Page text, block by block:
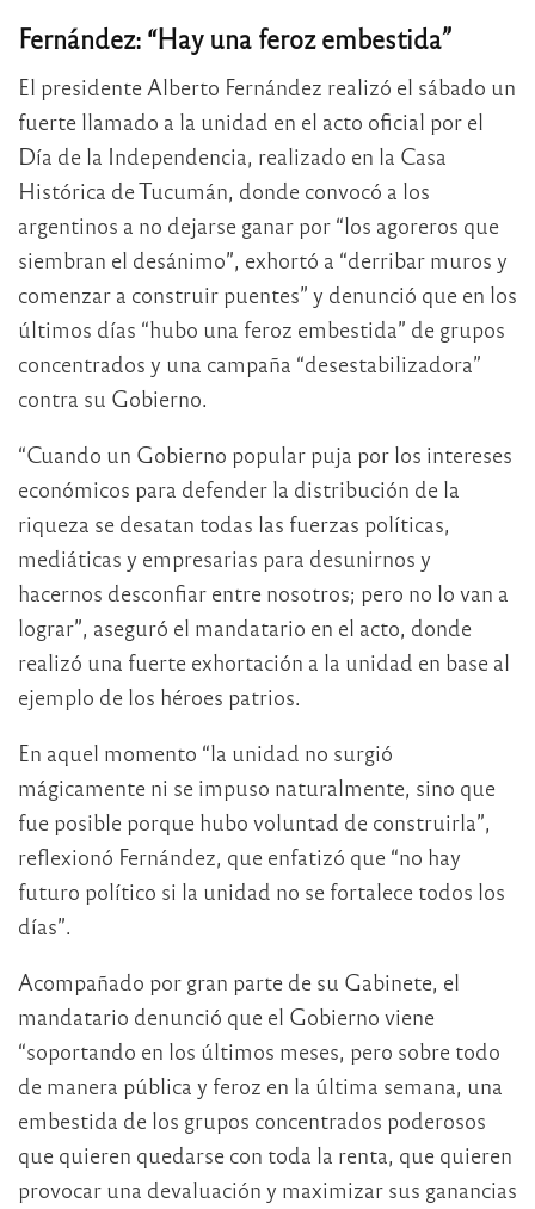
Fernández: “Hay una feroz embestida”
El presidente Alberto Fernández realizó el sábado un
fuerte llamado a la unidad en el acto oficial por el
Día de la Independencia, realizado en la Casa
Histórica de Tucumán, donde convocó a los
argentinos a no dejarse ganar por “los agoreros que
siembran el desánimo”, exhortó a “derribar muros y
comenzar a construir puentes” y denunció que en los
últimos días “hubo una feroz embestida” de grupos
concentrados y una campaña “desestabilizadora”
contra su Gobierno.
“Cuando un Gobierno popular puja por los intereses
económicos para defender la distribución de la
riqueza se desatan todas las fuerzas políticas,
mediáticas y empresarias para desunirnos y
hacernos desconfiar entre nosotros; pero no lo van a
lograr”, aseguró el mandatario en el acto, donde
realizó una fuerte exhortación a la unidad en base al
ejemplo de los héroes patrios.
En aquel momento “la unidad no surgió
mágicamente ni se impuso naturalmente, sino que
fue posible porque hubo voluntad de construirla”,
reflexionó Fernández, que enfatizó que “no hay
futuro político si la unidad no se fortalece todos los
días”.
Acompañado por gran parte de su Gabinete, el
mandatario denunció que el Gobierno viene
“soportando en los últimos meses, pero sobre todo
de manera pública y feroz en la última semana, una
embestida de los grupos concentrados poderosos
que quieren quedarse con toda la renta, que quieren
provocar una devaluación y maximizar sus ganancias